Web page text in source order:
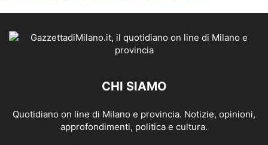
CHI SIAMO
Quotidiano on line di Milano e provincia. Notizie, opinioni,
approfondimenti, politica e cultura.